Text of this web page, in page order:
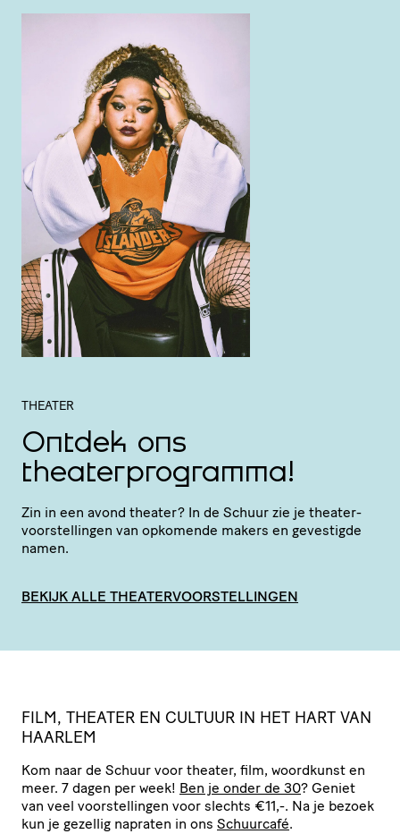
THEATER
Ontdek ons
theaterprogramma!
Zin in een avond theater? In de Schuur zie je thea­ter­
voor­stel­lingen van opkomende makers en gevestigde
namen.
BEKIJK ALLE THEATERVOORSTELLINGEN
FILM, THEATER EN CULTUUR IN HET HART VAN
HAARLEM
Kom naar de Schuur voor theater, film, woordkunst en
meer. 7 dagen per week! Ben je onder de 30? Geniet
van veel voor­stel­lingen voor slechts €11,-. Na je bezoek
kun je gezellig napraten in ons Schuurcafé.